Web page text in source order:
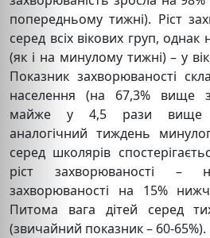
попередньому тижні). Ріст
серед всіх вікових груп,
(як і на минулому тижні) – у
Показник захворюваності
населення (на 67,3% вище
майже у 4,5 рази вище
аналогічний тиждень
серед школярів
ріст захворюваності –
захворюваності на 15%
Питома вага дітей серед
(звичайний показник – 60-65%).